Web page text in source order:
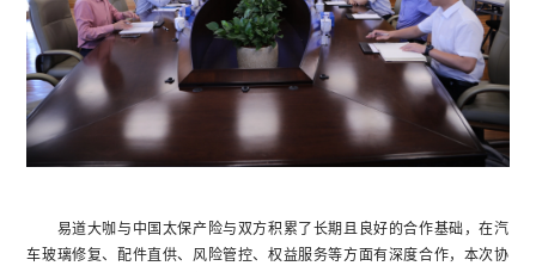
易道大咖与中国太保产险与双方积累了长期且良好的合作基础，在汽
车玻璃修复、配件直供、风险管控、权益服务等方面有深度合作，本次协